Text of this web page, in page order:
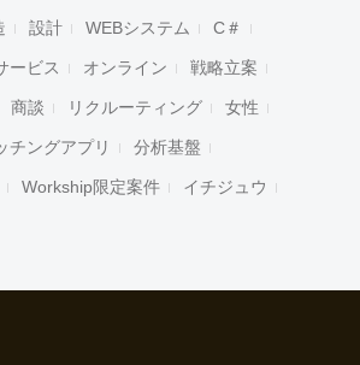
設計 WEBシステム C＃
ービス オンライン 戦略立案
商談 リクルーティング 女性
チングアプリ 分析基盤
Workship限定案件 イチジュウ